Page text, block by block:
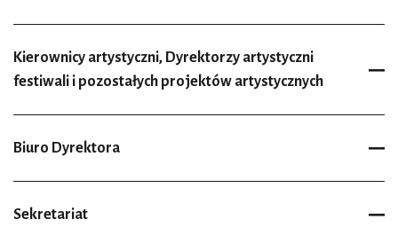
Kierownicy artystyczni, Dyrektorzy artystyczni
festiwali i pozostałych projektów artystycznych
Biuro Dyrektora
Sekretariat